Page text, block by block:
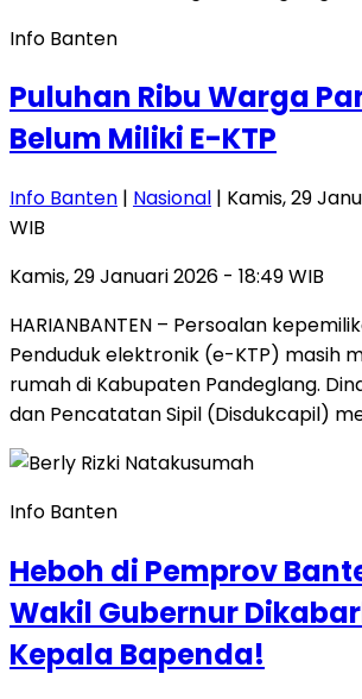
Info Banten
Puluhan Ribu Warga
Belum Miliki E-KTP
Info Banten | Nasional | Kamis, 29
WIB
Kamis, 29 Januari 2026 - 18:49 WIB
HARIANBANTEN – Persoalan
Penduduk elektronik (e-KTP) masih
rumah di Kabupaten Pandeglang.
dan Pencatatan Sipil (Disdukcapil)
Info Banten
Heboh di Pemprov
Wakil Gubernur
Kepala Bapenda!